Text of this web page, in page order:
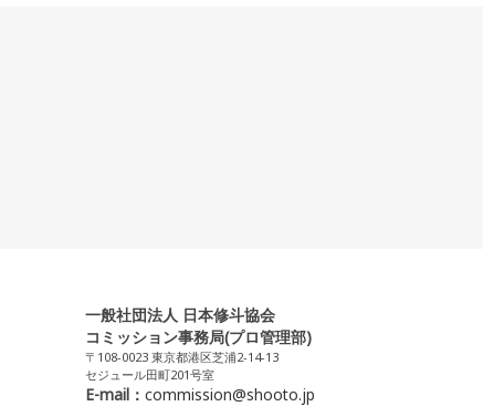
一般社団法人 日本修斗協会
コミッション事務局(プロ管理部)
〒108-0023 東京都港区芝浦2-14-13
セジュール田町201号室
E-mail： commission@shooto.jp